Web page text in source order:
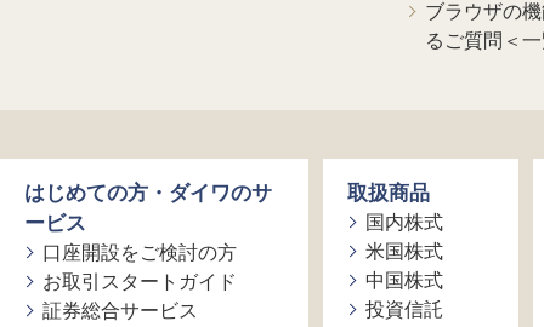
ブラウザの
るご質問＜
はじめての方・ダイワのサ
ービス
口座開設をご検討の方
お取引スタートガイド
証券総合サービス
取扱商品
国内株式
米国株式
中国株式
投資信託